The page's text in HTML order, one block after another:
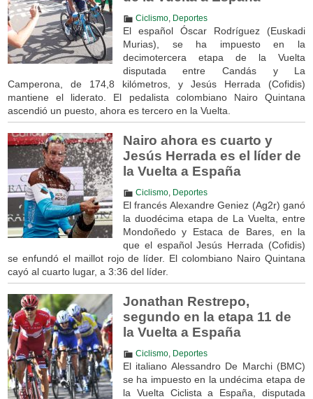
Ciclismo, Deportes
El español Óscar Rodríguez (Euskadi
Murias), se ha impuesto en la
decimotercera etapa de la Vuelta
disputada entre Candás y La
Camperona, de 174,8 kilómetros, y Jesús Herrada (Cofidis)
mantiene el liderato. El pedalista colombiano Nairo Quintana
ascendió un puesto, ahora es tercero en la Vuelta.
Nairo ahora es cuarto y
Jesús Herrada es el líder de
la Vuelta a España
Ciclismo, Deportes
El francés Alexandre Geniez (Ag2r) ganó
la duodécima etapa de La Vuelta, entre
Mondoñedo y Estaca de Bares, en la
que el español Jesús Herrada (Cofidis)
se enfundó el maillot rojo de líder. El colombiano Nairo Quintana
cayó al cuarto lugar, a 3:36 del líder.
Jonathan Restrepo,
segundo en la etapa 11 de
la Vuelta a España
Ciclismo, Deportes
El italiano Alessandro De Marchi (BMC)
se ha impuesto en la undécima etapa de
la Vuelta Ciclista a España, disputada